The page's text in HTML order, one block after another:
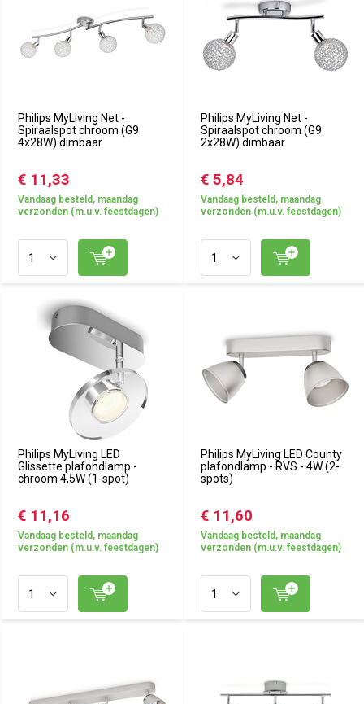
Philips MyLiving Net -
Spiraalspot chroom (G9
4x28W) dimbaar
€ 11,33
Vandaag besteld, maandag
verzonden (m.u.v. feestdagen)
Philips MyLiving Net -
Spiraalspot chroom (G9
2x28W) dimbaar
€ 5,84
Vandaag besteld, maandag
verzonden (m.u.v. feestdagen)
Philips MyLiving LED
Glissette plafondlamp -
chroom 4,5W (1-spot)
€ 11,16
Vandaag besteld, maandag
verzonden (m.u.v. feestdagen)
Philips MyLiving LED County
plafondlamp - RVS - 4W (2-
spots)
€ 11,60
Vandaag besteld, maandag
verzonden (m.u.v. feestdagen)